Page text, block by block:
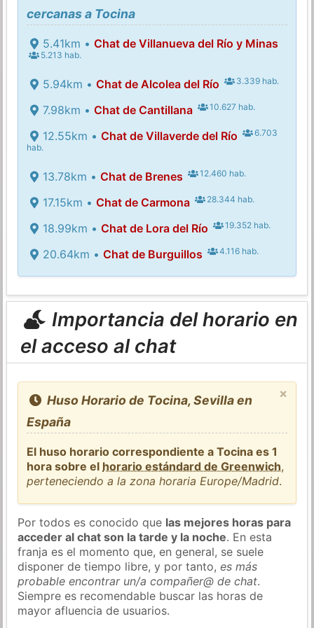
cercanas a Tocina
5.41km • Chat de Villanueva del Río y Minas
5.213 hab.
5.94km • Chat de Alcolea del Río 3.339 hab.
7.98km • Chat de Cantillana 10.627 hab.
12.55km • Chat de Villaverde del Río
6.703
hab.
13.78km • Chat de Brenes 12.460 hab.
17.15km • Chat de Carmona 28.344 hab.
18.99km • Chat de Lora del Río 19.352 hab.
20.64km • Chat de Burguillos 4.116 hab.
Importancia del horario en
el acceso al chat
×
Huso Horario de Tocina, Sevilla en
España
El huso horario correspondiente a Tocina es 1
hora sobre el horario estándard de Greenwich,
perteneciendo a la zona horaria Europe/Madrid.
Por todos es conocido que las mejores horas para
acceder al chat son la tarde y la noche. En esta
franja es el momento que, en general, se suele
disponer de tiempo libre, y por tanto,es más
probable encontrar un/a compañer@ de chat.
Siempre es recomendable buscar las horas de
mayor afluencia de usuarios.